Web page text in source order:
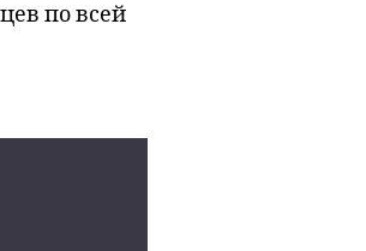
по всей